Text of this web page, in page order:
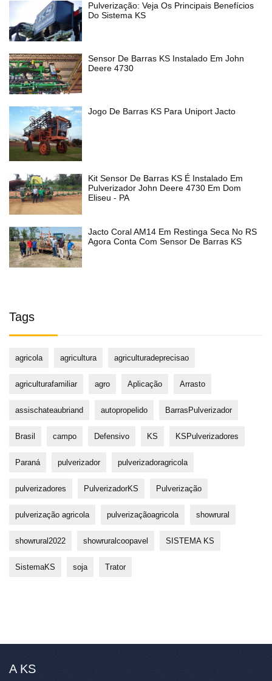
Pulverização: Veja Os Principais Benefícios
Do Sistema KS
Sensor De Barras KS Instalado Em John
Deere 4730
Jogo De Barras KS Para Uniport Jacto
Kit Sensor De Barras KS É Instalado Em
Pulverizador John Deere 4730 Em Dom
Eliseu - PA
Jacto Coral AM14 Em Restinga Seca No RS
Agora Conta Com Sensor De Barras KS
Tags
agricola agricultura agriculturadeprecisao
agriculturafamiliar agro Aplicação Arrasto
assischateaubriand autopropelido BarrasPulverizador
Brasil campo Defensivo KS KSPulverizadores
Paraná pulverizador pulverizadoragricola
pulverizadores PulverizadorKS Pulverização
pulverização agricola pulverizaçãoagricola showrural
showrural2022 showruralcoopavel SISTEMA KS
SistemaKS soja Trator
A KS